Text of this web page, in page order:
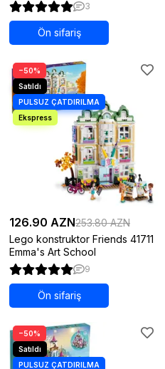
3
Ön sifariş
−50%
126.90 AZN253.80 AZN
Lego konstruktor Friends 41711
Emma's Art School
9
Ön sifariş
−50%